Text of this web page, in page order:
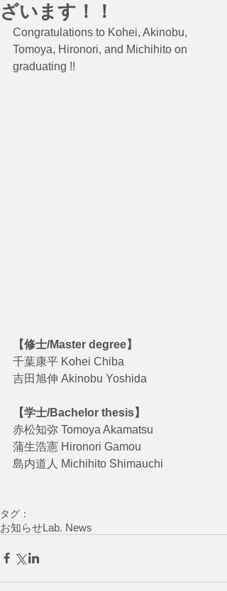
ざいます！！
Congratulations to Kohei, Akinobu,
Tomoya, Hironori, and Michihito on
graduating !!
【修士/Master degree】
千葉康平 Kohei Chiba
吉田旭伸 Akinobu Yoshida
【学士/Bachelor thesis】
赤松知弥 Tomoya Akamatsu
蒲生浩憲 Hironori Gamou
島内道人 Michihito Shimauchi
タグ：
お知らせLab. News